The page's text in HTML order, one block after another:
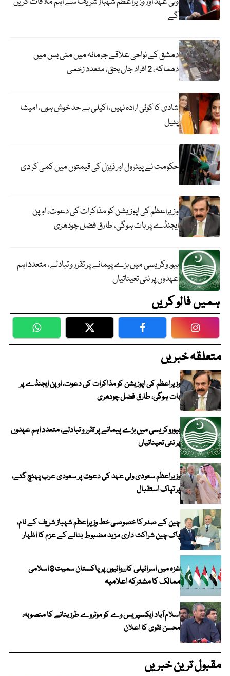
گے
دمشق کے نواحی علاقے جرمانہ میں منی بس میں
دھماکہ، 2 افراد جاں بحق، متعدد زخمی
شادی کا کوئی ارادہ نہیں، اکیلی بے حد خوش ہوں، امیشا
پٹیل
حکومت نے پیٹرول اور ڈیزل کی قیمتوں میں کمی کر دی
وزیراعظم کی اپوزیشن کو مذاکرات کی دعوت، اوپن
ایجنڈے پر بات ہوگی، طارق فضل چودھری
بیوروکریسی میں بڑے پیمانے پر تقرر و تبادلے، متعدد اہم
عہدوں پر نئی تعیناتیاں
ہمیں فالو کریں
WhatsApp Twitter Facebook
متعلقہ خبریں
وزیراعظم کی اپوزیشن کو مذاکرات کی دعوت، اوپن ایجنڈے پر
بات ہوگی، طارق فضل چودھری
بیوروکریسی میں بڑے پیمانے پر تقرر و تبادلے، متعدد اہم عہدوں
پر نئی تعیناتیاں
وزیراعظم سعودی ولی عہد کی دعوت پر سعودی عرب پہنچ گئے،
پر تپاک استقبال
چین کے صدر کا خصوصی خط وزیراعظم شہباز شریف کے نام،
پاک چین شراکت داری مزید مضبوط بنانے کے عزم کا اظہار
غزہ میں اسرائیلی کارروائیوں پر پاکستان سمیت 8 اسلامی
ممالک کا مشترکہ اعلامیہ
اسلام آباد ایکسپریس وے کو موٹروے طرز بنانے کا منصوبہ،
محسن نقوی کا اعلان
مقبول ترین خبریں